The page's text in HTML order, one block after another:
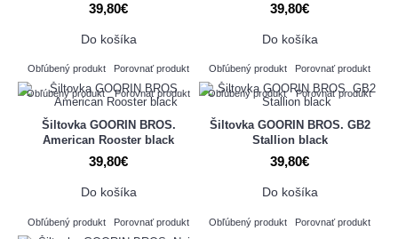
39,80€
Do košíka
Obľúbený produkt Porovnať produkt
39,80€
Do košíka
Obľúbený produkt Porovnať produkt
Obľúbený produkt Porovnať produkt
Šiltovka GOORIN BROS.
American Rooster black
39,80€
Do košíka
Obľúbený produkt Porovnať produkt
Obľúbený produkt Porovnať produkt
Šiltovka GOORIN BROS. GB2
Stallion black
39,80€
Do košíka
Obľúbený produkt Porovnať produkt